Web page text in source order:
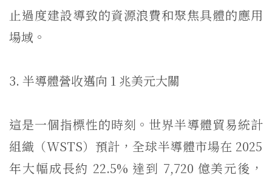
止過度建設導致的資源浪費和聚焦具體的應用
場域。
3. 半導體營收邁向 1 兆美元大關
這是一個指標性的時刻。世界半導體貿易統計
組織（WSTS） 預計，全球半導體市場在 2025
年大幅成長約 22.5% 達到 7,720 億美元後，